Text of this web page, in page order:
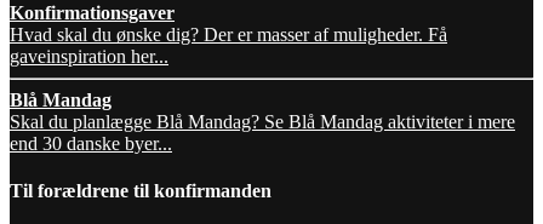
Konfirmationsgaver
Hvad skal du ønske dig? Der er masser af muligheder. Få
gaveinspiration her...
Blå Mandag
Skal du planlægge Blå Mandag? Se Blå Mandag aktiviteter i mere
end 30 danske byer...
Til forældrene til konfirmanden